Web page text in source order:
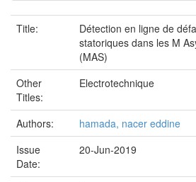
Title:
Détection en ligne de
statoriques dans les M
(MAS)
Other
Titles:
Electrotechnique
Authors:
hamada, nacer eddine
Issue
Date:
20-Jun-2019